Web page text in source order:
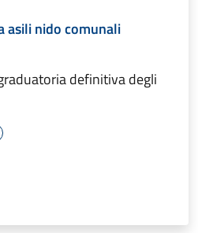
asili nido comunali
definitiva degli